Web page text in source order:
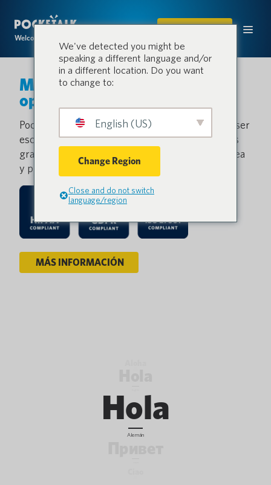
Welcome to the conversation.
COMPRAR
Más idiomas, más
oportunidades.
Pocketalk da a todas las voces la oportunidad de ser
escuchadas y comprendidas en diversos sectores
gracias a una tecnología de traducción instantánea
y precisa.
MÁS INFORMACIÓN
Hola
Alemán
We've detected you might be
speaking a different language and/or
in a different location. Do you want
to change to:
English (US)
Change Region
Close and do not switch
language/region